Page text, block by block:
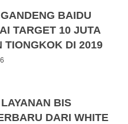
BAIDU
TARGET 10 JUTA
TIONGKOK DI 2019
BIS
DARI WHITE